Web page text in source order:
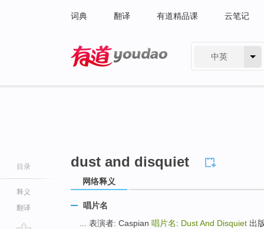
词典 翻译 有道精品课 云笔记
中英
目录
释义
翻译
dust and disquiet
网络释义
唱片名
... 表演者: Caspian 唱片名: Dust And Disquiet 出